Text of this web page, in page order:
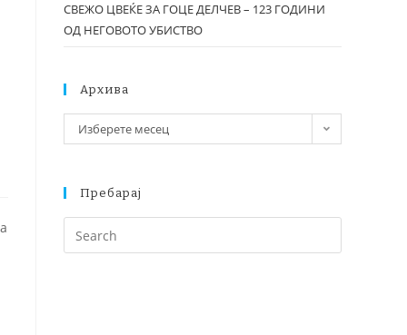
СВЕЖО ЦВЕЌЕ ЗА ГОЦЕ ДЕЛЧЕВ – 123 ГОДИНИ
ОД НЕГОВОТО УБИСТВО
Архива
Изберете месец
Пребарај